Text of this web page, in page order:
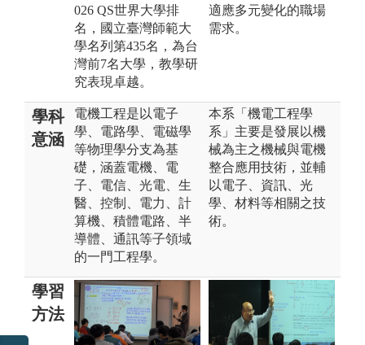
026 QS世界大學排
名，國立臺灣師範大
學名列第435名，為台
灣前7名大學，教學研
究表現卓越。
適應多元變化的職場
需求。
學科
意涵
電機工程是以電子
學、電路學、電磁學
等物理學分支為基
礎，涵蓋電機、電
子、電信、光電、生
醫、控制、電力、計
算機、積體電路、半
導體、通訊等子領域
的一門工程學。
本系「機電工程學
系」主要是發展以機
械為主之機械與電機
整合應用技術，並輔
以電子、資訊、光
學、材料等相關之技
術。
學習
方法